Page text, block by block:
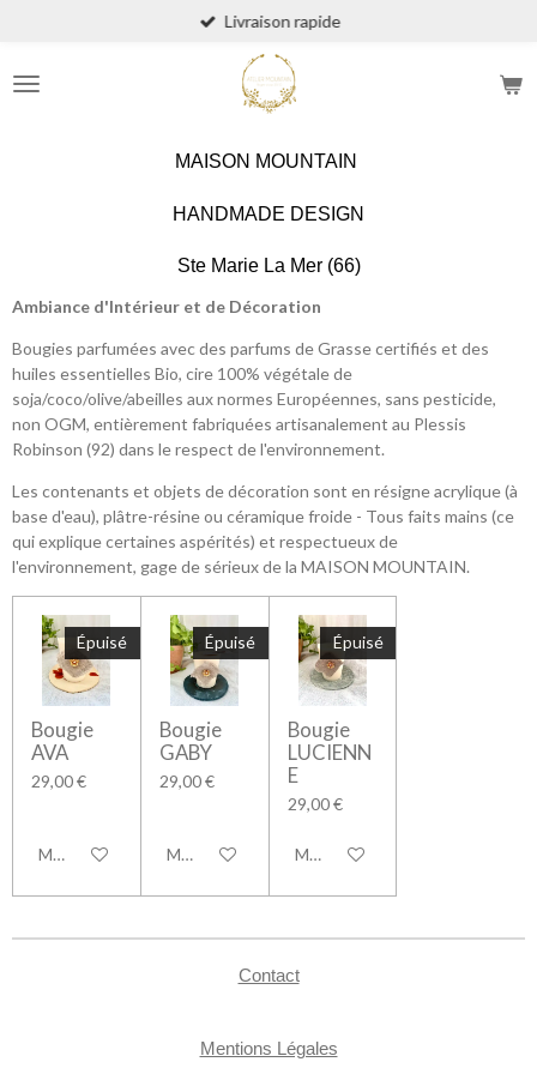
contenu
principal
Livraison rapide
MAISON MOUNTAIN
HANDMADE DESIGN
Ste Marie La Mer (66)
Ambiance d'Intérieur et de Décoration
Bougies parfumées avec des parfums de Grasse certifiés et des
huiles essentielles Bio, cire 100% végétale de
soja/coco/olive/abeilles aux normes Européennes, sans pesticide,
non OGM, entièrement fabriquées artisanalement au Plessis
Robinson (92) dans le respect de l'environnement.
Les contenants et objets de décoration sont en résigne acrylique (à
base d'eau), plâtre-résine ou céramique froide - Tous faits mains (ce
qui explique certaines aspérités) et respectueux de
l'environnement, gage de sérieux de la MAISON MOUNTAIN.
Épuisé
Bougie
AVA
29,00 €
M'avertir si disponible
Épuisé
Bougie
GABY
29,00 €
M'avertir si disponible
Épuisé
Bougie
LUCIENN
E
29,00 €
M'avertir si disponible
Contact
Mentions Légales